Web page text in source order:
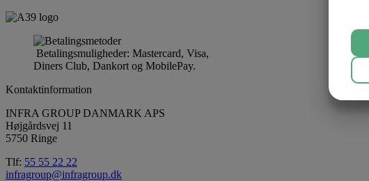
Betalingsmuligheder: Mastercard, Visa,
Diners Club, Dankort og MobilePay.
Kontaktinformation
INFRA GROUP DANMARK APS
Højgårdsvej 11
5750 Ringe
Tlf: 55 55 22 22
infragroup@infragroup.dk